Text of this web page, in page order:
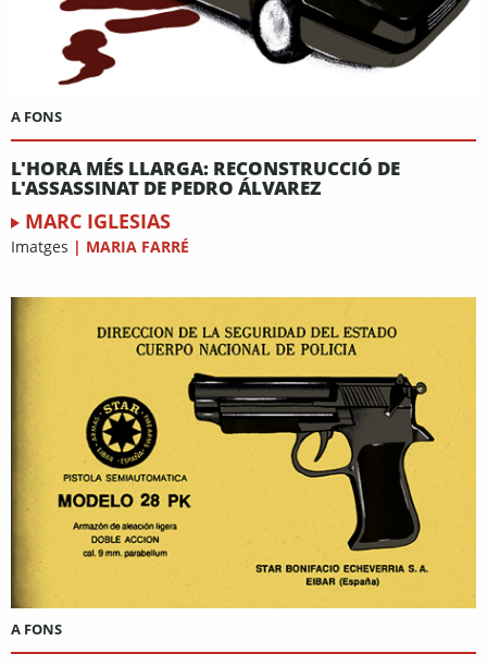
A FONS
L'HORA MÉS LLARGA: RECONSTRUCCIÓ DE
L'ASSASSINAT DE PEDRO ÁLVAREZ
MARC IGLESIAS
Imatges | MARIA FARRÉ
A FONS